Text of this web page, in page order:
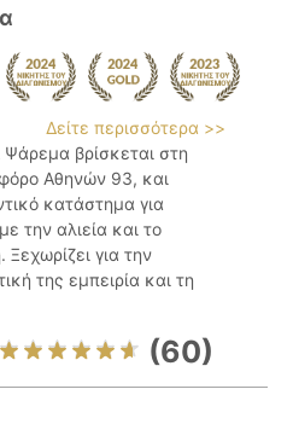
Δείτε περισσότερα >>
Ψάρεμα βρίσκεται στη
Αθηνών 93, και
κατάστημα για
την αλιεία και το
Ξεχωρίζει για την
της εμπειρία και τη
(60)